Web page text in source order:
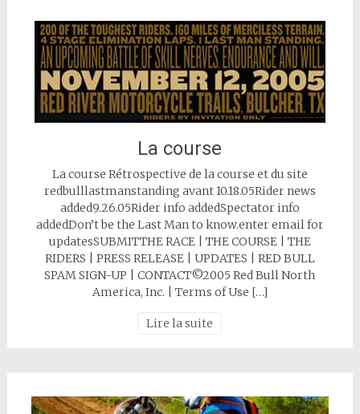
La course
La course Rétrospective de la course et du site
redbulllastmanstanding avant 10.18.05Rider news
added9.26.05Rider info addedSpectator info
addedDon’t be the Last Man to know.enter email for
updatesSUBMITTHE RACE | THE COURSE | THE
RIDERS | PRESS RELEASE | UPDATES | RED BULL
SPAM SIGN-UP | CONTACT©2005 Red Bull North
America, Inc. | Terms of Use […]
Lire la suite